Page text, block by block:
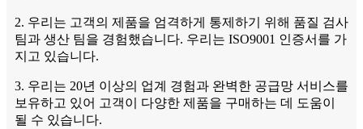
2. 우리는 고객의 제품을 엄격하게 통제하기 위해 품질 검사
팀과 생산 팀을 경험했습니다. 우리는 ISO9001 인증서를 가
지고 있습니다.
3. 우리는 20년 이상의 업계 경험과 완벽한 공급망 서비스를
보유하고 있어 고객이 다양한 제품을 구매하는 데 도움이
될 수 있습니다.